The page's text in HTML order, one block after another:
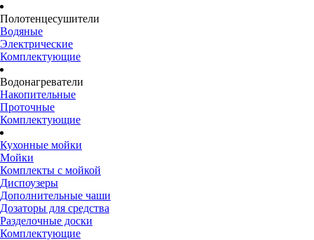
Полотенцесушители
Водяные
Электрические
Комплектующие
Водонагреватели
Накопительные
Проточные
Комплектующие
Кухонные мойки
Мойки
Комплекты с мойкой
Диспоузеры
Дополнительные чаши
Дозаторы для средства
Разделочные доски
Комплектующие